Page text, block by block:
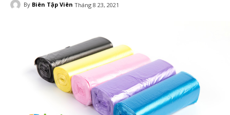
By Biên Tập Viên Tháng 8 23, 2021